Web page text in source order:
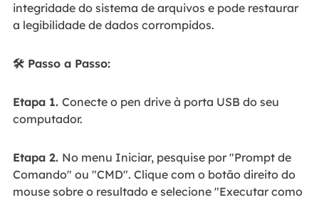
integridade do sistema de arquivos e pode restaurar
a legibilidade de dados corrompidos.
🛠️ Passo a Passo:
Etapa 1. Conecte o pen drive à porta USB do seu
computador.
Etapa 2. No menu Iniciar, pesquise por "Prompt de
Comando" ou "CMD". Clique com o botão direito do
mouse sobre o resultado e selecione "Executar como